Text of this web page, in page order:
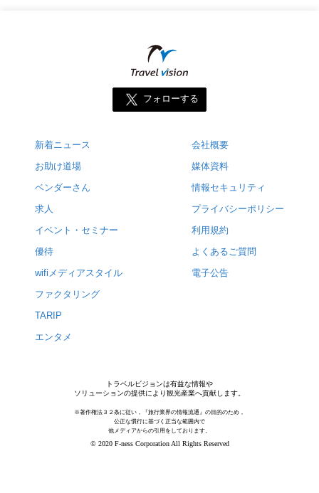
フォローする
新着ニュース
お助け道場
ベンダーさん
求人
イベント・セミナー
優待
wifiメディアスタイル
ファクタリング
TARIP
エンタメ
会社概要
媒体資料
情報セキュリティ
プライバシーポリシー
利用規約
よくあるご質問
電子公告
トラベルビジョンは有益な情報や
ソリューションの提供により観光産業へ貢献します。
※著作権法３２条に従い，『旅行業界の情報流通』の目的のため，
公正な慣行に基づく正当な範囲内で
他メディアからの引用をしております。
© 2020 F-ness Corporation All Rights Reserved